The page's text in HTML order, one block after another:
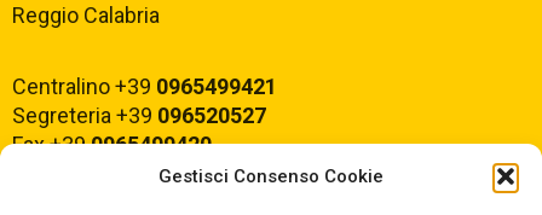
Gestisci Consenso Cookie
Reggio Calabria
Centralino +39 0965499421
Segreteria +39 096520527
Fax +390965499420